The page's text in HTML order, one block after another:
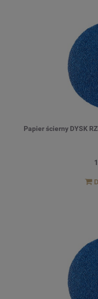
Papier ścierny DYSK